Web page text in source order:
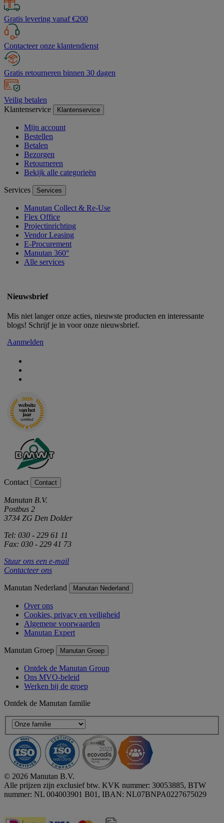
Gratis levering vanaf €200
Contacteer onze klantendienst
Gratis retourneren binnen 30 dagen
Veilig betalen
Klantenservice
Klantenservice
Mijn account
Bestellen
Betalen
Bezorgen
Retourneren
Bekijk alle categorieën
Services Services
Manutan Collect & Re-Use
Flex Office
Projectinrichting
Vendor Leasing
E-Procurement
Manutan 360°
Alle services
Nieuwsbrief
Mis niet langer onze acties, nieuwste producten en interessante
blogs! Schrijf je in voor onze nieuwsbrief.
Aanmelden
Contact Contact
Manutan B.V.
Postbus 2
3734 ZG Den Dolder
Tel: 030 - 229 61 11
Fax: 030 - 229 41 73
Stuur ons een e-mail
Contacteer ons
Manutan Nederland Manutan Nederland
Over ons
Cookies, privacy en veiligheid
Algemene voorwaarden
Manutan Expert
Manutan Groep Manutan Groep
Ontdek de Manutan Group
Ons MVO-beleid
Werken bij de groep
Ontdek de Manutan familie
© 2026 Manutan B.V.
Alle prijzen zijn exclusief btw. KVK nummer: 30053885, BTW
nummer: NL 004003901 B01, IBAN: NL07BNPA0227675029